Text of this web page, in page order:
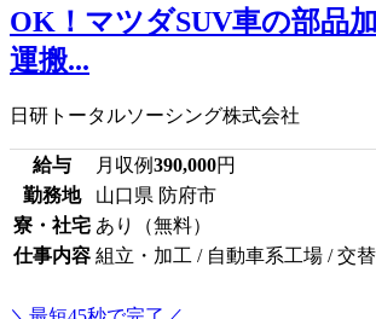
OK！マツダSUV車の部品
運搬...
日研トータルソーシング株式会社
給与 月収例390,000円
勤務地
山口県 防府市
寮・社宅 あり（無料）
仕事内容 組立・加工 / 自動車系工場 / 交替